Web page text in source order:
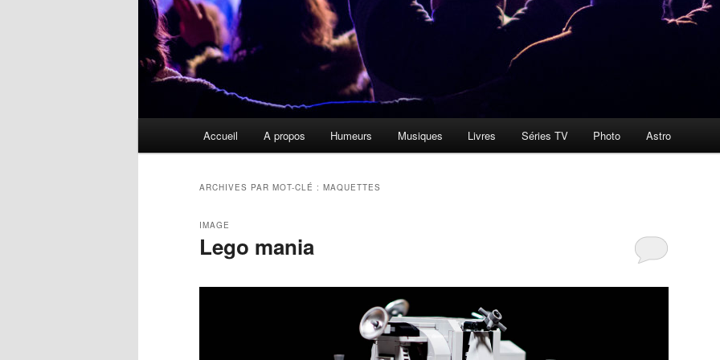
Accueil A propos Humeurs Musiques Livres Séries TV Photo Astro
ARCHIVES PAR MOT-CLÉ : MAQUETTES
Lego mania
IMAGE